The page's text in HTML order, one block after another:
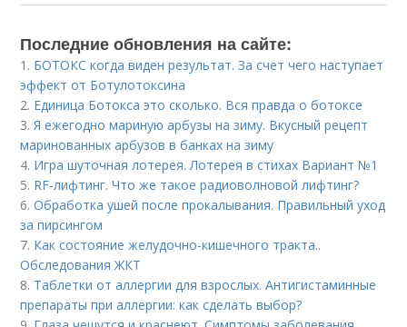
Последние обновления на сайте:
1. БОТОКС когда виден результат. За счет чего наступает
эффект от Ботулотоксина
2. Единица Ботокса это сколько. Вся правда о ботоксе
3.Я ежегодно мариную арбузы на зиму. Вкусный рецепт
маринованных арбузов в банках на зиму
4. Игра шуточная лотерея. Лотерея в стихах Вариант №1
5. RF-лифтинг. Что же такое радиоволновой лифтинг?
6.Обработка ушей после прокалывания. Правильный уход
за пирсингом
7. Как состояние желудочно-кишечного тракта..
Обследования ЖКТ
8. Таблетки от аллергии для взрослых. Антигистаминные
препараты при аллергии: как сделать выбор?